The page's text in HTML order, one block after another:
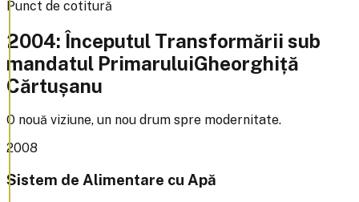
Punct de cotitură
2004: Începutul Transformării sub
mandatul PrimaruluiGheorghiță
Cărtușanu
O nouă viziune, un nou drum spre modernitate.
2008
Sistem de Alimentare cu Apă